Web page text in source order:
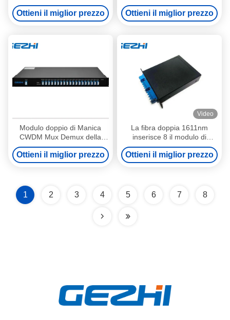
1270~1610 nm e design
montato su rack 1U per reti
di accesso
Ottieni il miglior prezzo
della singola fibra
Ottieni il miglior prezzo
Modulo doppio di Manica
CWDM Mux Demux della
fibra 1610nm 18
Ottieni il miglior prezzo
Video
La fibra doppia 1611nm
inserisce 8 il modulo di
Manica CWDM
Ottieni il miglior prezzo
1 2 3 4 5 6 7 8